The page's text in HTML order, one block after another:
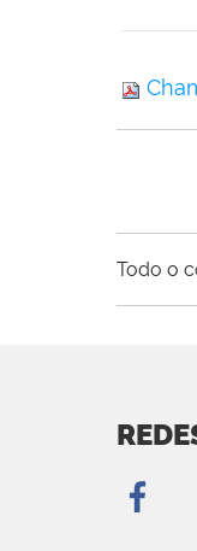
Todo o